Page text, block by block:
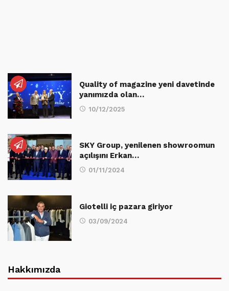
Quality of magazine yeni davetinde
yanımızda olan…
10/12/2025
SKY Group, yenilenen showroomun
açılışını Erkan…
01/11/2024
Giotelli iç pazara giriyor
03/09/2024
Hakkımızda